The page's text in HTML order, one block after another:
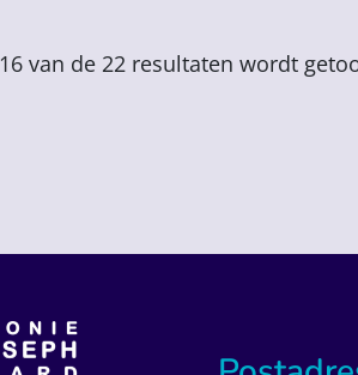
van de 22 resultaten wordt